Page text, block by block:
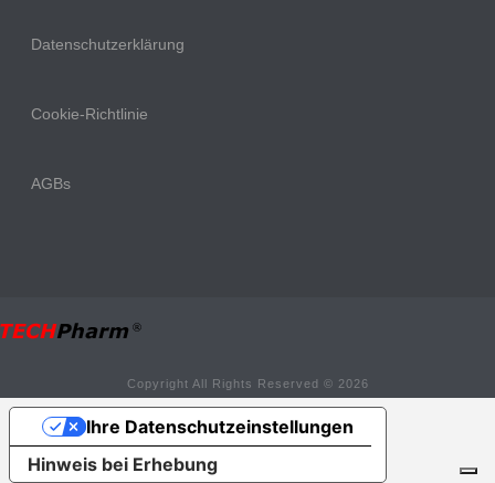
Datenschutzerklärung
Cookie-Richtlinie
AGBs
Copyright All Rights Reserved © 2026
Hinweis bei Erhebung
Ihre Datenschutzeinstellungen